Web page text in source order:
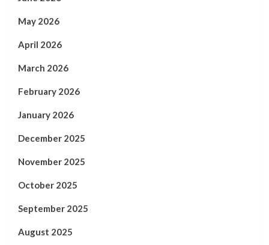
May 2026
April 2026
March 2026
February 2026
January 2026
December 2025
November 2025
October 2025
September 2025
August 2025